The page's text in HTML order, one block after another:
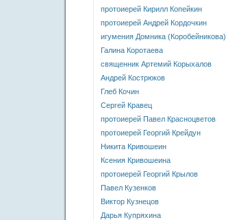
протоиерей Кирилл Копейкин
протоиерей Андрей Кордочкин
игумения Домника (Коробейникова)
Галина Коротаева
священник Артемий Корыхалов
Андрей Кострюков
Глеб Кочин
Сергей Кравец
протоиерей Павел Красноцветов
протоиерей Георгий Крейдун
Никита Кривошеин
Ксения Кривошеина
протоиерей Георгий Крылов
Павел Кузенков
Виктор Кузнецов
Дарья Купряхина